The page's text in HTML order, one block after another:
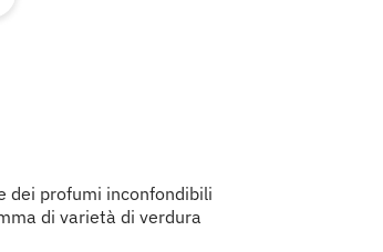
dei profumi inconfondibili
di varietà di verdura